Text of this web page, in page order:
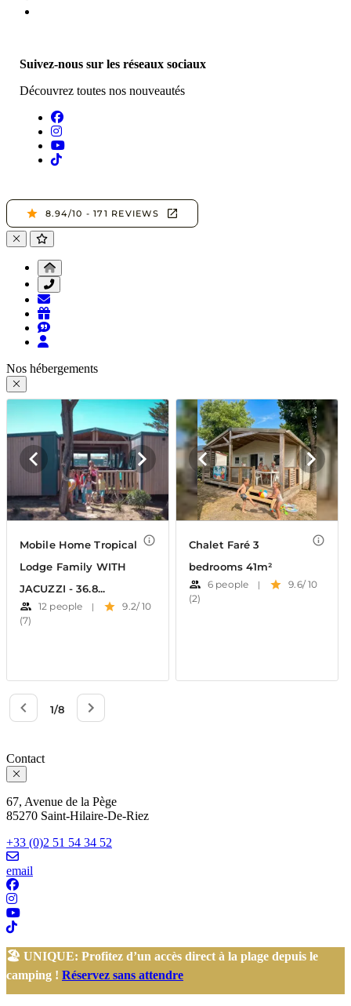
Suivez-nous sur les réseaux sociaux
Découvrez toutes nos nouveautés
Nos hébergements
Contact
67, Avenue de la Pège
85270 Saint-Hilaire-De-Riez
+33 (0)2 51 54 34 52
email
🏖️ UNIQUE: Profitez d’un accès direct à la plage depuis le
camping ! Réservez sans attendre